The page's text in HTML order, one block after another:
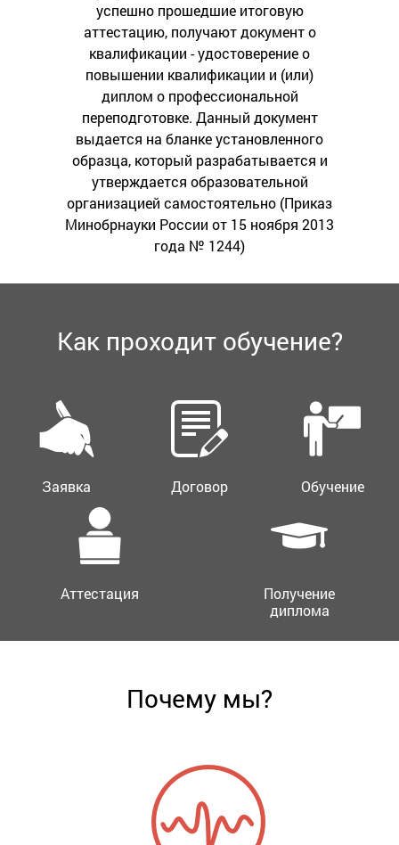
успешно прошедшие итоговую
аттестацию, получают документ о
квалификации - удостоверение о
повышении квалификации и (или)
диплом о профессиональной
переподготовке. Данный документ
выдается на бланке установленного
образца, который разрабатывается и
утверждается образовательной
организацией самостоятельно (Приказ
Минобрнауки России от 15 ноября 2013
года № 1244)
Как проходит обучение?
Заявка Договор Обучение
Аттестация
Получение
диплома
Почему мы?